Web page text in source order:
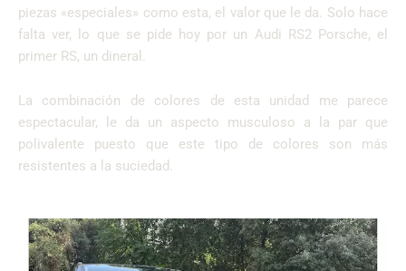
piezas «especiales» como esta, el valor que le da. Solo hace
falta ver, lo que se pide hoy por un Audi RS2 Porsche, el
primer RS, un dineral.
La combinación de colores de esta unidad me parece
espectacular, le da un aspecto musculoso a la par que
polivalente puesto que este tipo de colores son más
resistentes a la suciedad.